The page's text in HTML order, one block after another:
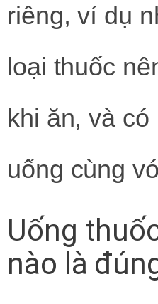
riêng, ví dụ
loại thuốc
khi ăn, và có
uống cùng
Uống
nào là